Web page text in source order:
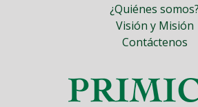
¿Quiénes somos?
Visión y Misión
Contáctenos